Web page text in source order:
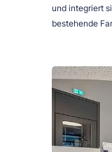
und integriert
bestehende